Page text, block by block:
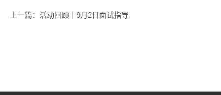
上一篇：活动回顾｜9月2日面试指导